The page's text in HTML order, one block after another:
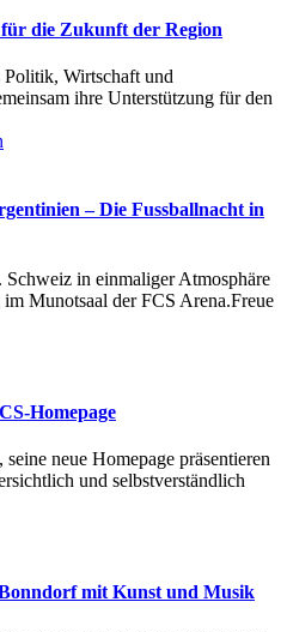
die Zukunft der Region
Politik, Wirtschaft und
ihre Unterstützung für den
– Die Fussballnacht in
in einmaliger Atmosphäre
Munotsaal der FCS Arena.Freue
Homepage
neue Homepage präsentieren
und selbstverständlich
mit Kunst und Musik